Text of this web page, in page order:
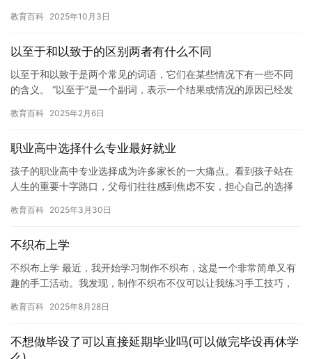
学难…
教育百科 2025年10月3日
以至于和以致于的区别两者有什么不同
以至于和以致于是两个常见的词语，它们在某些情况下有一些不同
的含义。 “以至于”是一个副词，表示一个结果或情况的原因已经发
于…
教育百科 2025年2月6日
职业高中选择什么专业最好就业
孩子的职业高中专业选择成为许多家长的一大痛点。看到孩子站在
人生的重要十字路口，父母们往往感到焦虑不安，担心自己的选择
向，也不…
教育百科 2025年3月30日
不织布上学
不织布上学 最近，我开始学习制作不织布，这是一个非常简单又有
趣的手工活动。我发现，制作不织布不仅可以让我练习手工技巧，
中，…
教育百科 2025年8月28日
不想做毕设了可以直接延期毕业吗(可以做完毕设再休学